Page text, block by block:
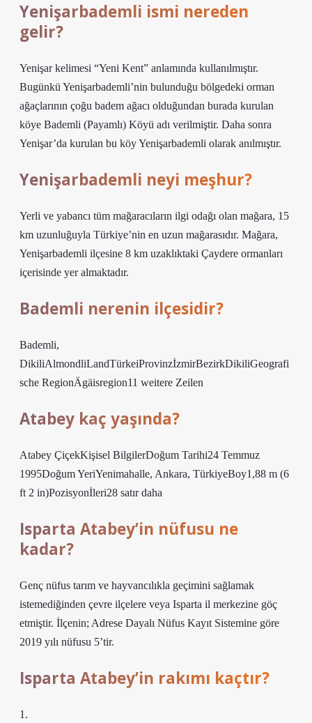
Yenişarbademli ismi nereden
gelir?
Yenişar kelimesi “Yeni Kent” anlamında kullanılmıştır.
Bugünkü Yenişarbademli’nin bulunduğu bölgedeki orman
ağaçlarının çoğu badem ağacı olduğundan burada kurulan
köye Bademli (Payamlı) Köyü adı verilmiştir. Daha sonra
Yenişar’da kurulan bu köy Yenişarbademli olarak anılmıştır.
Yenişarbademli neyi meşhur?
Yerli ve yabancı tüm mağaracıların ilgi odağı olan mağara, 15
km uzunluğuyla Türkiye’nin en uzun mağarasıdır. Mağara,
Yenişarbademli ilçesine 8 km uzaklıktaki Çaydere ormanları
içerisinde yer almaktadır.
Bademli nerenin ilçesidir?
Bademli,
DikiliAlmondliLandTürkeiProvinzİzmirBezirkDikiliGeografi
sche RegionÄgäisregion11 weitere Zeilen
Atabey kaç yaşında?
Atabey ÇiçekKişisel BilgilerDoğum Tarihi24 Temmuz
1995Doğum YeriYenimahalle, Ankara, TürkiyeBoy1,88 m (6
ft 2 in)Pozisyonİleri28 satır daha
Isparta Atabey’in nüfusu ne
kadar?
Genç nüfus tarım ve hayvancılıkla geçimini sağlamak
istemediğinden çevre ilçelere veya Isparta il merkezine göç
etmiştir. İlçenin; Adrese Dayalı Nüfus Kayıt Sistemine göre
2019 yılı nüfusu 5’tir.
Isparta Atabey’in rakımı kaçtır?
1.